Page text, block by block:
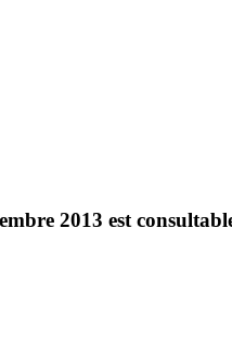
2013 est